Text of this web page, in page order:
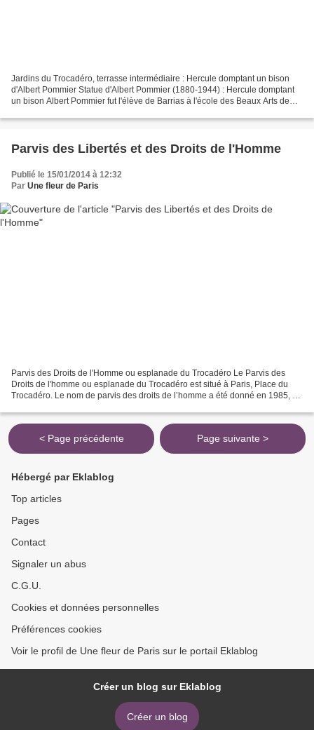
Jardins du Trocadéro, terrasse intermédiaire : Hercule domptant un bison
d'Albert Pommier Statue d'Albert Pommier (1880-1944) : Hercule domptant
un bison Albert Pommier fut l'élève de Barrias à l'école des Beaux Arts de
Parvis des Libertés et des Droits de l'Homme
Publié le 15/01/2014 à 12:32
Par Une fleur de Paris
Parvis des Droits de l'Homme ou esplanade du Trocadéro Le Parvis des
Droits de l'homme ou esplanade du Trocadéro est situé à Paris, Place du
Trocadéro. Le nom de parvis des droits de l’homme a été donné en 1985, à
< Page précédente Page suivante >
Hébergé par Eklablog
Top articles
Pages
Contact
Signaler un abus
C.G.U.
Cookies et données personnelles
Préférences cookies
Voir le profil de Une fleur de Paris sur le portail Eklablog
Créer un blog sur Eklablog
Créer un blog